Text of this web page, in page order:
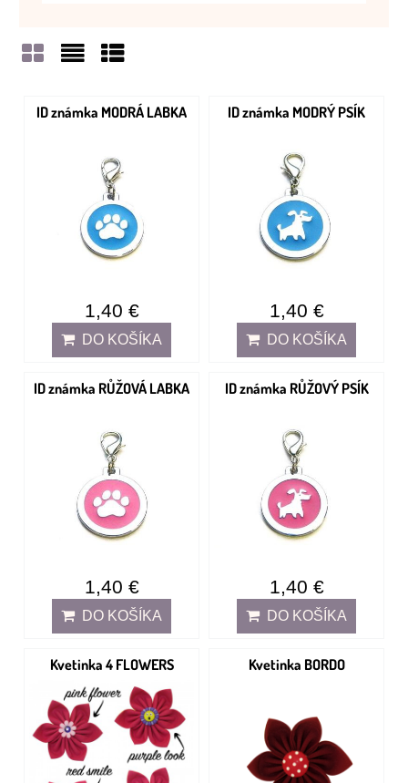
ID známka MODRÁ LABKA
1,40 €
DO KOŠÍKA
ID známka MODRÝ PSÍK
1,40 €
DO KOŠÍKA
ID známka RŮŽOVÁ LABKA
1,40 €
DO KOŠÍKA
ID známka RŮŽOVÝ PSÍK
1,40 €
DO KOŠÍKA
Kvetinka 4 FLOWERS Kvetinka BORDO